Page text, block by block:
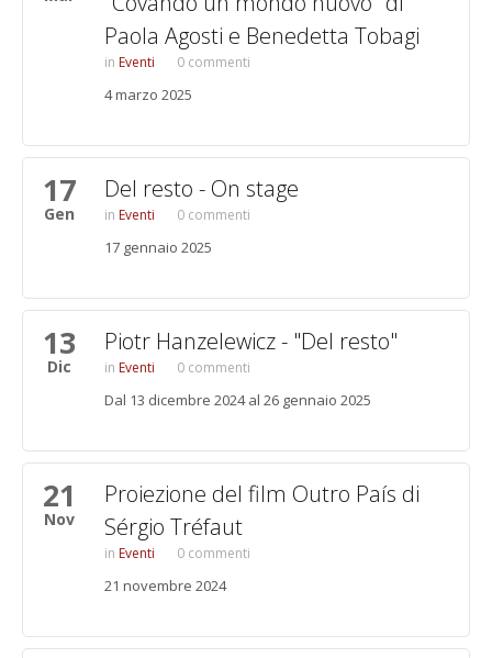
Paola Agosti e Benedetta Tobagi
Eventi 0 commenti
4 marzo 2025
17
Gen
Del resto - On stage
Eventi 0 commenti
17 gennaio 2025
13
Dic
Piotr Hanzelewicz - "Del resto"
Eventi 0 commenti
Dal 13 dicembre 2024 al 26 gennaio 2025
21
Nov
Proiezione del film Outro País di
Sérgio Tréfaut
Eventi 0 commenti
21 novembre 2024